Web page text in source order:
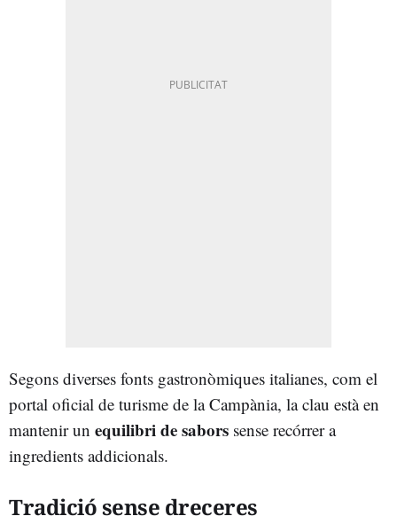
Segons diverses fonts gastronòmiques italianes, com el
portal oficial de turisme de la Campània, la clau està en
mantenir un equilibri de sabors sense recórrer a
ingredients addicionals.
Tradició sense dreceres